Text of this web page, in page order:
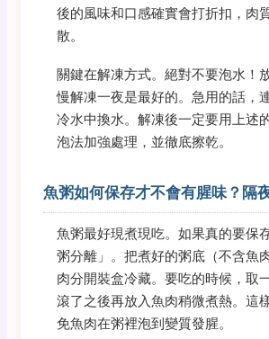
後的風味和口感確實會打折扣，肉
散。
關鍵在解凍方式。絕對不要泡水！
慢解凍一夜是最好的。急用的話，
冷水中換水。解凍後一定要用上述
泡法加強處理，並徹底擦乾。
魚粥如何保存才不會有腥味？隔
魚粥最好現煮現吃。如果真的要保
粥分離」。把煮好的粥底（不含魚
肉分開裝盒冷藏。要吃的時候，取
滾了之後再放入魚肉稍微煮熱。這
免魚肉在粥裡泡到變質發腥。